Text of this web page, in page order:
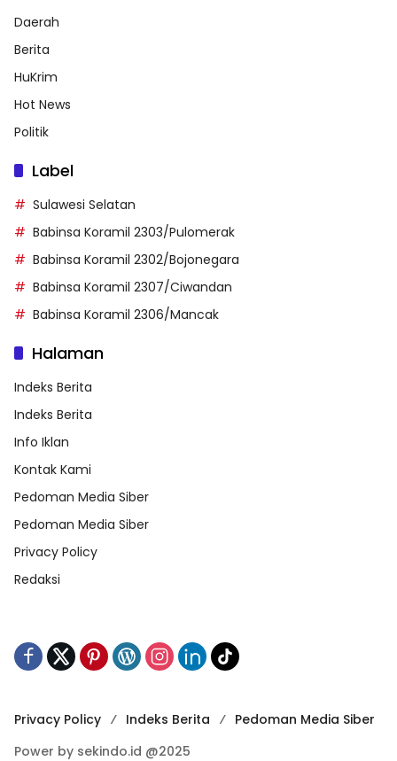
Daerah
Berita
HuKrim
Hot News
Politik
Label
Sulawesi Selatan
Babinsa Koramil 2303/Pulomerak
Babinsa Koramil 2302/Bojonegara
Babinsa Koramil 2307/Ciwandan
Babinsa Koramil 2306/Mancak
Halaman
Indeks Berita
Indeks Berita
Info Iklan
Kontak Kami
Pedoman Media Siber
Pedoman Media Siber
Privacy Policy
Redaksi
Privacy Policy Indeks Berita
Pedoman Media Siber
Power by sekindo.id @2025